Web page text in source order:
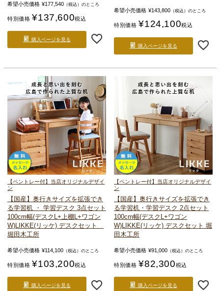
希望小売価格 ¥177,540 （税込）のところ
特別価格 ¥137,600税込
購入ページを見る
希望小売価格 ¥143,800 （税込）のところ
特別価格 ¥124,100税込
購入ページを見る
【ペントレー付】当店オリジナルデザイ
ン
【国産】奥行きサイズを拡張でき
る学習机 ・ 学習デスク 3点セット
100cm幅(デスクL+上棚L+ワゴン
W) LIKKE(リッケ) デスクセット
堀田木工所
希望小売価格 ¥114,100 （税込）のところ
特別価格 ¥103,200税込
購入ページを見る
【ペントレー付】当店オリジナルデザイ
ン
【国産】奥行きサイズを拡張でき
る学習机・学習デスク 2点セット
100cm幅(デスクL+ワゴン
W) LIKKE(リッケ) デスクセット 堀
田木工所
希望小売価格 ¥91,000 （税込）のところ
特別価格 ¥82,300税込
購入ページを見る